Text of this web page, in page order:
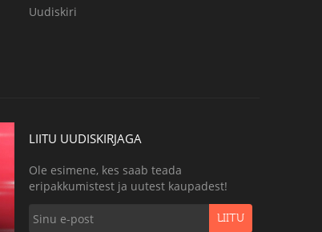
Uudiskiri
LIITU UUDISKIRJAGA
Ole esimene, kes saab teada
eripakkumistest ja uutest kaupadest!
LIITU